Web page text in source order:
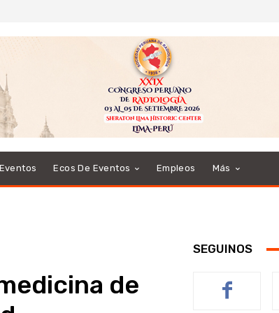
Ecos De Eventos Empleos Más
de
SEGUINOS